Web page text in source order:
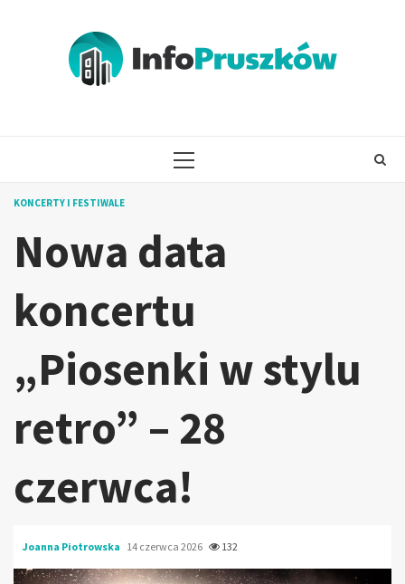
PRIMARY
KONCERTY I FESTIWALE
Nowa data
koncertu
„Piosenki w stylu
retro” – 28
czerwca!
Joanna Piotrowska 14 czerwca 2026 132